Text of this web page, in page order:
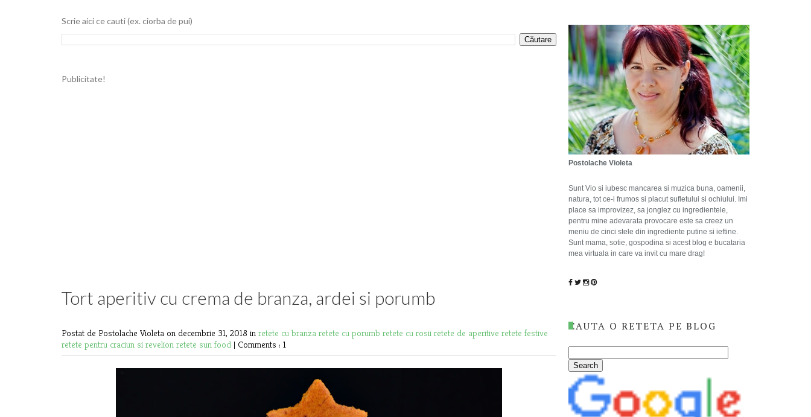
Scrie aici ce cauti (ex. ciorba de pui)
Publicitate!
Tort aperitiv cu crema de branza, ardei si porumb
Postat de Postolache Violeta on decembrie 31, 2018 in retete cu branza retete cu porumb retete cu rosii retete de aperitive retete festive
retete pentru craciun si revelion retete sun food | Comments : 1
Postolache Violeta
Sunt Vio si iubesc mancarea si muzica buna, oamenii,
natura, tot ce-i frumos si placut sufletului si ochiului. Imi
place sa improvizez, sa jonglez cu ingredientele,
pentru mine adevarata provocare este sa creez un
meniu de cinci stele din ingrediente putine si ieftine.
Sunt mama, sotie, gospodina si acest blog e bucataria
mea virtuala in care va invit cu mare drag!
CAUTA O RETETA PE BLOG